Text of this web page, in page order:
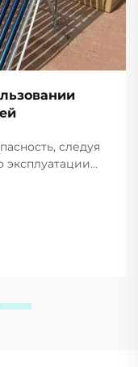
следуя